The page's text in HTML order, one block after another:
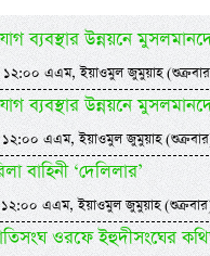
ব্যবস্থার উন্নয়নে
এএম, ইয়াওমুল জুমুয়াহ
ব্যবস্থার উন্নয়নে
এএম, ইয়াওমুল জুমুয়াহ
বাহিনী ‘দেলিলার’
এএম, ইয়াওমুল জুমুয়াহ
ওরফে ইহুদীসংঘের